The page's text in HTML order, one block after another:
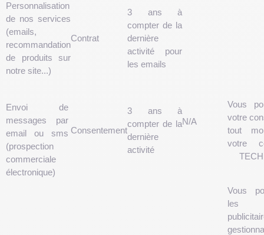
Personnalisation
de nos services
(emails,
recommandation
de produits sur
notre site...)
Contrat
3 ans à
compter de la
dernière
activité pour
les emails
Envoi de
messages par
email ou sms
(prospection
commerciale
électronique)
Consentement
3 ans à
compter de la
dernière
activité
N/A
Vous
votre
tout
votre
Vous
les